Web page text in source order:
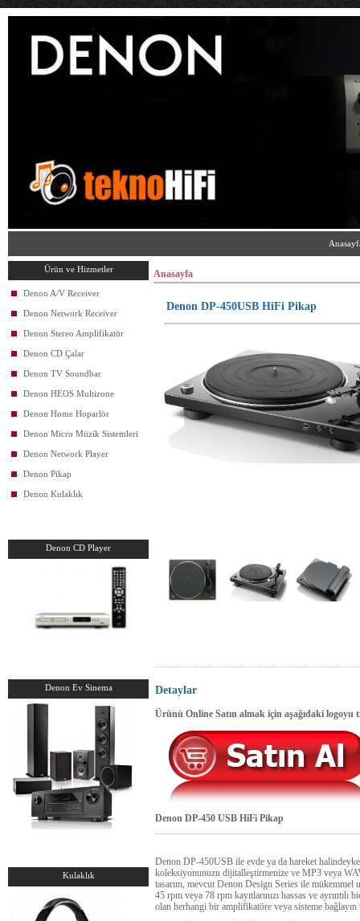
Ürün ve Hizmetler
Denon A/V Receiver
Denon Network Receiver
Denon Stereo Amplifikatör
Denon CD Çalar
Denon TV Soundbar
Denon HEOS Multizone
Denon Home Hoparlör
Denon Micro Müzik Sistemleri
Denon Network Player
Denon Pikap
Denon Kulaklık
Denon CD Player
Denon Ev Sinema
Kulaklık
Anasayfa
Denon DP-450USB HiFi Pikap
Detaylar
Ürünü Online Satın almak için aşağıdaki logoyu
Denon DP-450 USB HiFi Pikap
Denon DP-450USB ile evde ya da hareket
koleksiyonunuzu dijitalleştirmenize ve MP3 veya
tasarım, mevcut Denon Design Series ile mükemmel
45 rpm veya 78 rpm kayıtlarınızı hassas ve
olan herhangi bir amplifikatöre veya sisteme